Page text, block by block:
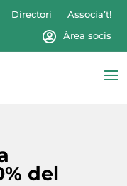
Directori
Associa’t!
Àrea socis
del